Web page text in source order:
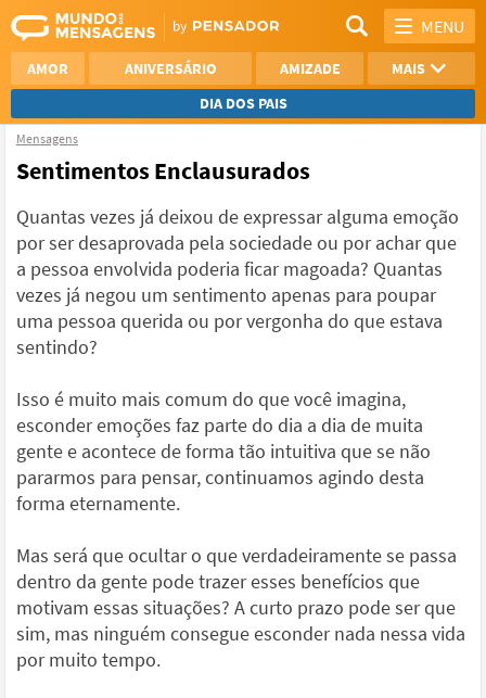
MENU
AMOR ANIVERSÁRIO AMIZADE
MAIS
DIA DOS PAIS
NAMORO
VER TODAS
Mensagens
Sentimentos Enclausurados
Quantas vezes já deixou de expressar alguma emoção
por ser desaprovada pela sociedade ou por achar que
a pessoa envolvida poderia ficar magoada? Quantas
vezes já negou um sentimento apenas para poupar
uma pessoa querida ou por vergonha do que estava
sentindo?
Isso é muito mais comum do que você imagina,
esconder emoções faz parte do dia a dia de muita
gente e acontece de forma tão intuitiva que se não
pararmos para pensar, continuamos agindo desta
forma eternamente.
Mas será que ocultar o que verdadeiramente se passa
dentro da gente pode trazer esses benefícios que
motivam essas situações? A curto prazo pode ser que
sim, mas ninguém consegue esconder nada nessa vida
por muito tempo.